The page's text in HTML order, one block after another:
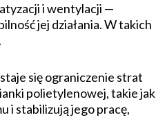
i wentylacji —
jej działania. W takich
się ograniczenie strat
polietylenowej, takie jak
i stabilizują jego pracę,